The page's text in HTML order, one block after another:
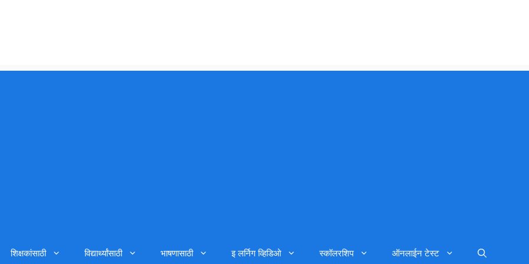
शिक्षकांसाठी विद्यार्थ्यांसाठी भाषणासाठी इ लर्निग व्हिडिओ स्कॉलरशिप ऑनलाईन टेस्ट